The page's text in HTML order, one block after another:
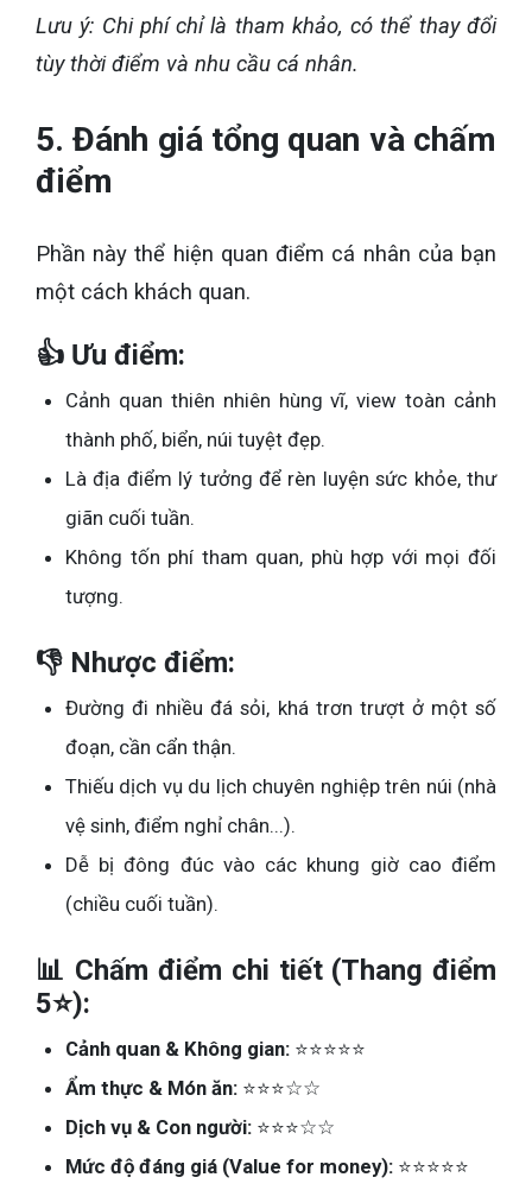
Lưu ý: Chi phí chỉ là tham khảo, có thể thay đổi
tùy thời điểm và nhu cầu cá nhân.
5. Đánh giá tổng quan và chấm
điểm
Phần này thể hiện quan điểm cá nhân của bạn
một cách khách quan.
👍 Ưu điểm:
Cảnh quan thiên nhiên hùng vĩ, view toàn cảnh
thành phố, biển, núi tuyệt đẹp.
Là địa điểm lý tưởng để rèn luyện sức khỏe, thư
giãn cuối tuần.
Không tốn phí tham quan, phù hợp với mọi đối
tượng.
👎 Nhược điểm:
Đường đi nhiều đá sỏi, khá trơn trượt ở một số
đoạn, cần cẩn thận.
Thiếu dịch vụ du lịch chuyên nghiệp trên núi (nhà
vệ sinh, điểm nghỉ chân...).
Dễ bị đông đúc vào các khung giờ cao điểm
(chiều cuối tuần).
📊 Chấm điểm chi tiết (Thang điểm
5⭐):
Cảnh quan & Không gian: ⭐⭐⭐⭐⭐
Ẩm thực & Món ăn: ⭐⭐⭐☆☆
Dịch vụ & Con người: ⭐⭐⭐☆☆
Mức độ đáng giá (Value for money): ⭐⭐⭐⭐⭐